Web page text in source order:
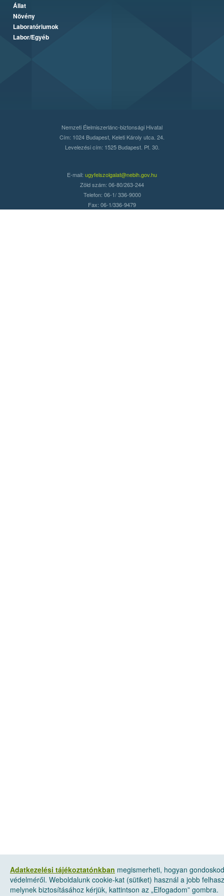
Adatkezelési tájékoztatónkban megismerheti, hogyan
védelméről. Weboldalunk cookie-kat (sütiket) használ a jobb
melynek biztosításához kérjük, kattintson az „Elfogadom” gombra.
Állat
Növény
Laboratóriumok
Labor/Egyéb
Nemzeti Élelmiszerlánc-biztonsági Hivatal
Cím: 1024 Budapest, Keleti Károly utca. 24.
Levelezési cím: 1525 Budapest. Pf. 30.
E-mail: ugyfelszolgalat@nebih.gov.hu
Zöld szám: 06-80/263-244
Telefon: 06-1/ 336-9000
Fax: 06-1/336-9479